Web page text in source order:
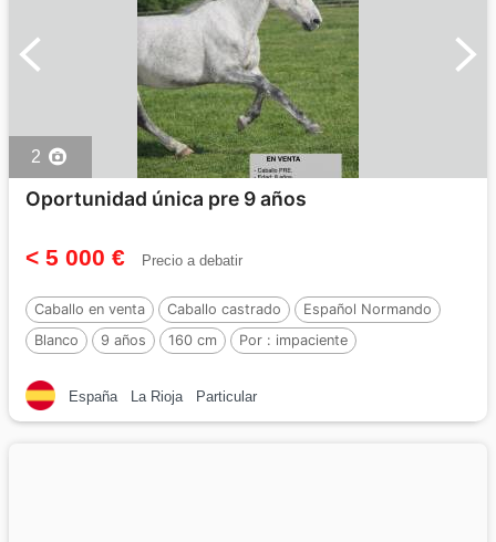
2
Oportunidad única pre 9 años
< 5 000 € Precio a debatir
Caballo en venta Caballo castrado
Español Normando
Blanco
9 años 160 cm Por : impaciente
España La Rioja Particular